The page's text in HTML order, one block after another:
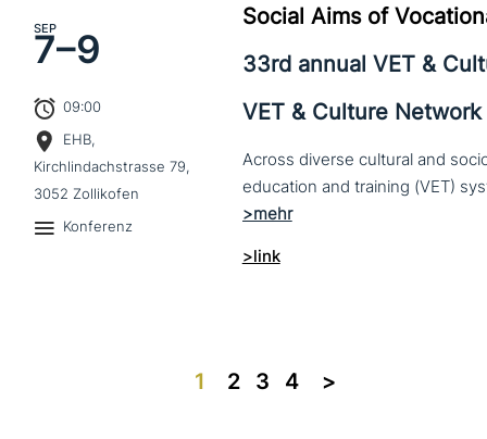
SEP
7–9
09:00
EHB,
Kirchlindachstrasse 79,
3052 Zollikofen
Konferenz
Social Aims of
33rd annual VET &
VET & Culture Network
Across diverse cultural and
>link
1 2 3 4 >>